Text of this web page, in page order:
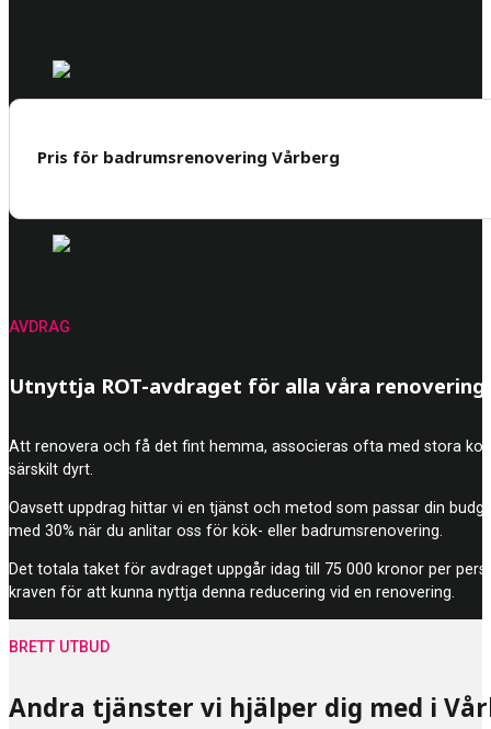
Pris för badrumsrenovering Vårberg
Utnyttja ROT-avdraget för alla våra
Att renovera och få det fint hemma, associeras ofta med stora
särskilt dyrt.
Oavsett uppdrag hittar vi en tjänst och metod som passar din
med 30% när du anlitar oss för kök- eller badrumsrenovering.
Det totala taket för avdraget uppgår idag till 75 000 kronor per
kraven för att kunna nyttja denna reducering vid en renovering.
AVDRAG
Andra tjänster vi hjälper dig med i
BRETT UTBUD